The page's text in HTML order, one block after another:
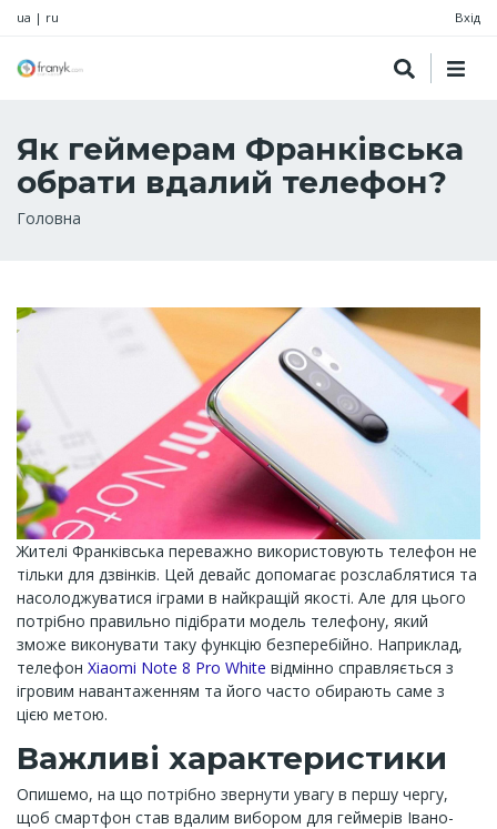
ua | ru Вхід
Як геймерам Франківська
обрати вдалий телефон?
Рядок
Головна
Жителі Франківська переважно використовують телефон не
тільки для дзвінків. Цей девайс допомагає розслаблятися та
насолоджуватися іграми в найкращій якості. Але для цього
потрібно правильно підібрати модель телефону, який
зможе виконувати таку функцію безперебійно. Наприклад,
телефон Xiaomi Note 8 Pro White відмінно справляється з
ігровим навантаженням та його часто обирають саме з
цією метою.
Важливі характеристики
Опишемо, на що потрібно звернути увагу в першу чергу,
щоб смартфон став вдалим вибором для геймерів Івано-